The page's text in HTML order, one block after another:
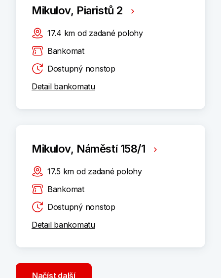
Mikulov, Piaristů 2
17.4 km od zadané polohy
Bankomat
Dostupný nonstop
Detail bankomatu
Mikulov, Náměstí 158/1
17.5 km od zadané polohy
Bankomat
Dostupný nonstop
Detail bankomatu
Načíst další